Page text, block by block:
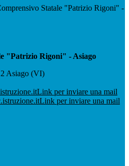
Statale "Patrizio Rigoni" -
"Patrizio Rigoni" - Asiago
Asiago (VI)
Link per inviare una mail
Link per inviare una mail